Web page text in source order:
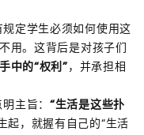
定学生必须如何使用这
用。这背后是对孩子们
中的“权利”，并承担相
主旨： “生活是这些扑
起，就握有自己的“生活